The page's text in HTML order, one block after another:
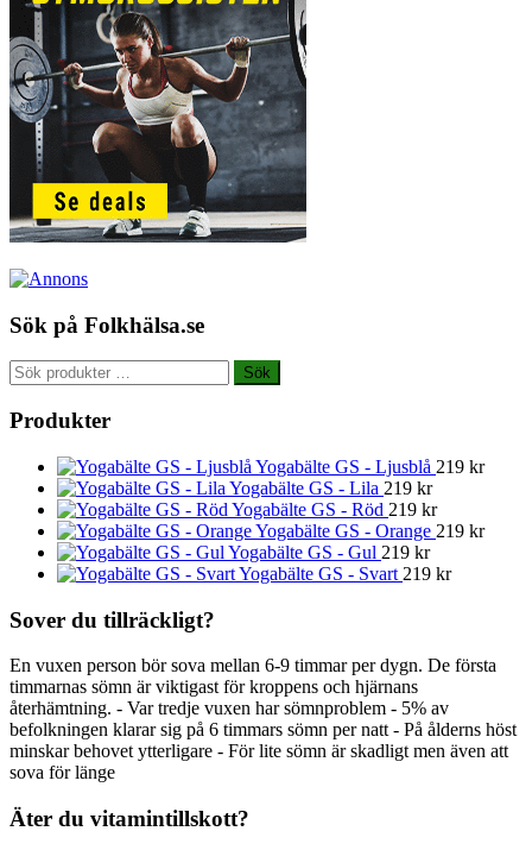
Sök på Folkhälsa.se
Sök
efter:
Sök
Produkter
Yogabälte GS - Ljusblå 219 kr
Yogabälte GS - Lila 219 kr
Yogabälte GS - Röd 219 kr
Yogabälte GS - Orange 219 kr
Yogabälte GS - Gul 219 kr
Yogabälte GS - Svart 219 kr
Sover du tillräckligt?
En vuxen person bör sova mellan 6-9 timmar per dygn. De första
timmarnas sömn är viktigast för kroppens och hjärnans
återhämtning. - Var tredje vuxen har sömnproblem - 5% av
befolkningen klarar sig på 6 timmars sömn per natt - På ålderns höst
minskar behovet ytterligare - För lite sömn är skadligt men även att
sova för länge
Äter du vitamintillskott?